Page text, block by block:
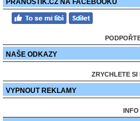
PRANOSTIK.CZ NA FACEBOOKU
NAŠE ODKAZY
ZRYCHLETE SI
VYPNOUT REKLAMY
INFO